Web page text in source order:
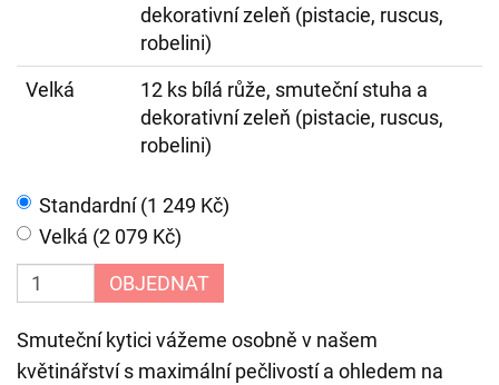
dekorativní zeleň (pistacie, ruscus,
robelini)
Velká
12 ks bílá růže, smuteční stuha a
dekorativní zeleň (pistacie, ruscus,
robelini)
Standardní (1 249 Kč)
Velká (2 079 Kč)
OBJEDNAT
Smuteční kytici vážeme osobně v našem
květinářství s maximální pečlivostí a ohledem na